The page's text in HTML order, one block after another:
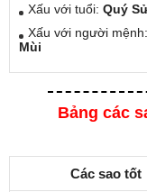
Xấu với tuổi: Quý
Xấu với người mệnh:
Mùi
Bảng các
Các sao tốt